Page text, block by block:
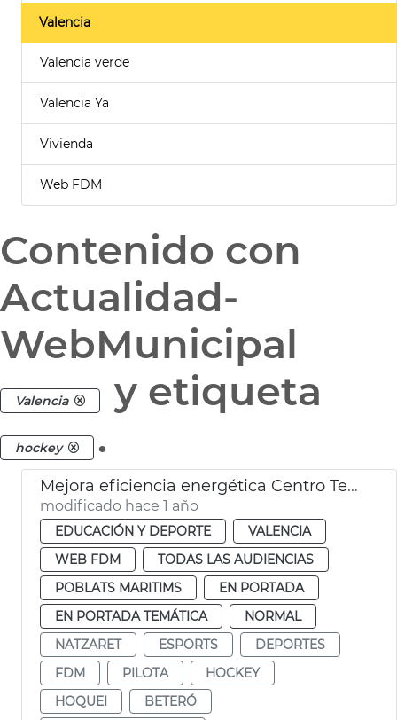
Valencia
Valencia verde
Valencia Ya
Vivienda
Web FDM
Contenido con
Actualidad-
WebMunicipal
Valencia y etiqueta
hockey .
Mejora eficiencia energética Centro Tecnificación Pelota Natzaret
modificado hace 1 año
EDUCACIÓN Y DEPORTE
VALENCIA
WEB FDM
TODAS LAS AUDIENCIAS
POBLATS MARITIMS
EN PORTADA
EN PORTADA TEMÁTICA
NORMAL
NATZARET
ESPORTS
DEPORTES
FDM
PILOTA
HOCKEY
HOQUEI
BETERÓ